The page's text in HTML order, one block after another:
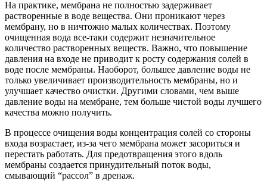
На практике, мембрана не полностью задерживает
растворенные в воде вещества. Они проникают через
мембрану, но в ничтожно малых количествах. Поэтому
очищенная вода все-таки содержит незначительное
количество растворенных веществ. Важно, что повышение
давления на входе не приводит к росту содержания солей в
воде после мембраны. Наоборот, большее давление воды не
только увеличивает производительность мембраны, но и
улучшает качество очистки. Другими словами, чем выше
давление воды на мембране, тем больше чистой воды лучшего
качества можно получить.
В процессе очищения воды концентрация солей со стороны
входа возрастает, из-за чего мембрана может засориться и
перестать работать. Для предотвращения этого вдоль
мембраны создается принудительный поток воды,
смывающий “рассол” в дренаж.